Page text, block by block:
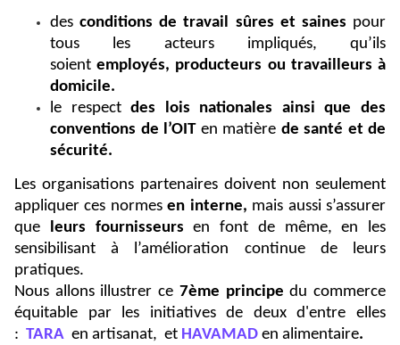
desconditions de travail sûres et saines pour
tous les acteurs impliqués, qu’ils
soientemployés, producteurs ou travailleurs à
domicile.
le respectdes lois nationales ainsi que des
conventions de l’OIT en matière de santé et de
sécurité.
Les organisations partenaires doivent non seulement
appliquer ces normesen interne, mais aussi s’assurer
que leurs fournisseurs en font de même, en les
sensibilisant à l’amélioration continue de leurs
pratiques.
Nous allons illustrer ce 7ème principe du commerce
équitable par les initiatives de deux d'entre elles
: TARA en artisanat, et HAVAMAD en alimentaire.